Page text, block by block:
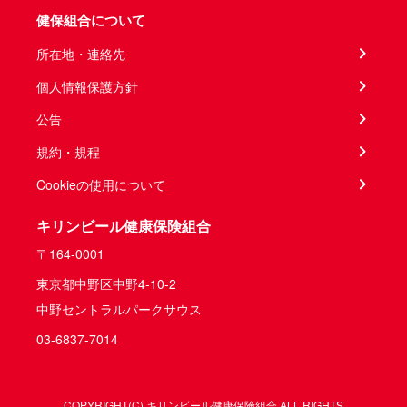
健保組合について
所在地・連絡先
個人情報保護方針
公告
規約・規程
Cookieの使用について
キリンビール健康保険組合
〒164-0001
東京都中野区中野4-10-2
中野セントラルパークサウス
03-6837-7014